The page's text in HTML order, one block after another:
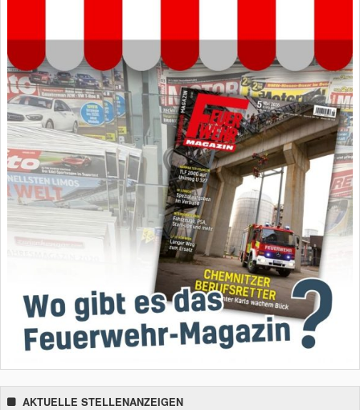
AKTUELLE STELLENANZEIGEN